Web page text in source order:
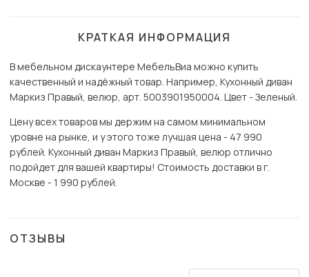
КРАТКАЯ ИНФОРМАЦИЯ
В мебельном дискаунтере МебельВиа можно купить
качественный и надёжный товар. Например, Кухонный диван
Маркиз Правый, велюр, арт. 5003901950004. Цвет - Зеленый.
Цену всех товаров мы держим на самом минимальном
уровне на рынке, и у этого тоже лучшая цена - 47 990
рублей. Кухонный диван Маркиз Правый, велюр отлично
подойдет для вашей квартиры! Стоимость доставки в г.
Москве - 1 990 рублей.
ОТЗЫВЫ